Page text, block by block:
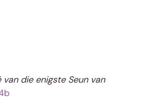
die enigste Seun van